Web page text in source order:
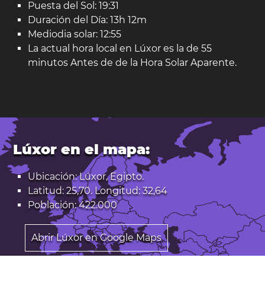
Puesta del Sol: 19:31
Duración del Día: 13h 12m
Mediodia solar: 12:55
La actual hora local en Lúxor es la de 55
minutos Antes de de la Hora Solar Aparente.
Lúxor en el mapa:
Ubicación: Lúxor, Egipto.
Latitud: 25,70. Longitud: 32,64
Población: 422.000
Abrir Lúxor en Google Maps